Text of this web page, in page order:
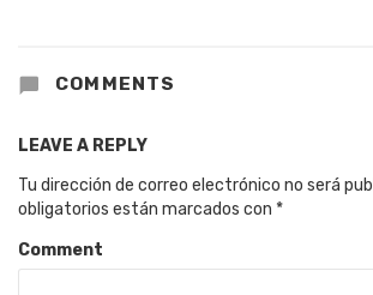
COMMENTS
LEAVE A REPLY
Tu dirección de correo electrónico no será
obligatorios están marcados con *
Comment